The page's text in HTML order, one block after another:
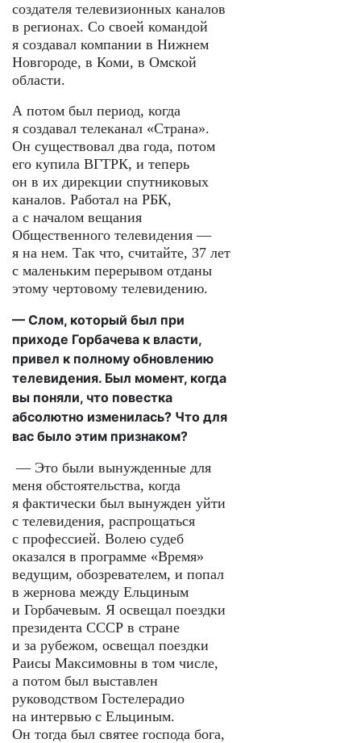
создателя телевизионных каналов
в регионах. Со своей командой
я создавал компании в Нижнем
Новгороде, в Коми, в Омской
области.
А потом был период, когда
я создавал телеканал «Страна».
Он существовал два года, потом
его купила ВГТРК, и теперь
он в их дирекции спутниковых
каналов. Работал на РБК,
а с началом вещания
Общественного телевидения —
я на нем. Так что, считайте, 37 лет
с маленьким перерывом отданы
этому чертовому телевидению.
— Слом, который был при
приходе Горбачева к власти,
привел к полному обновлению
телевидения. Был момент, когда
вы поняли, что повестка
абсолютно изменилась? Что для
вас было этим признаком?
— Это были вынужденные для
меня обстоятельства, когда
я фактически был вынужден уйти
с телевидения, распрощаться
с профессией. Волею судеб
оказался в программе «Время»
ведущим, обозревателем, и попал
в жернова между Ельциным
и Горбачевым. Я освещал поездки
президента СССР в стране
и за рубежом, освещал поездки
Раисы Максимовны в том числе,
а потом был выставлен
руководством Гостелерадио
на интервью с Ельциным.
Он тогда был святее господа бога,